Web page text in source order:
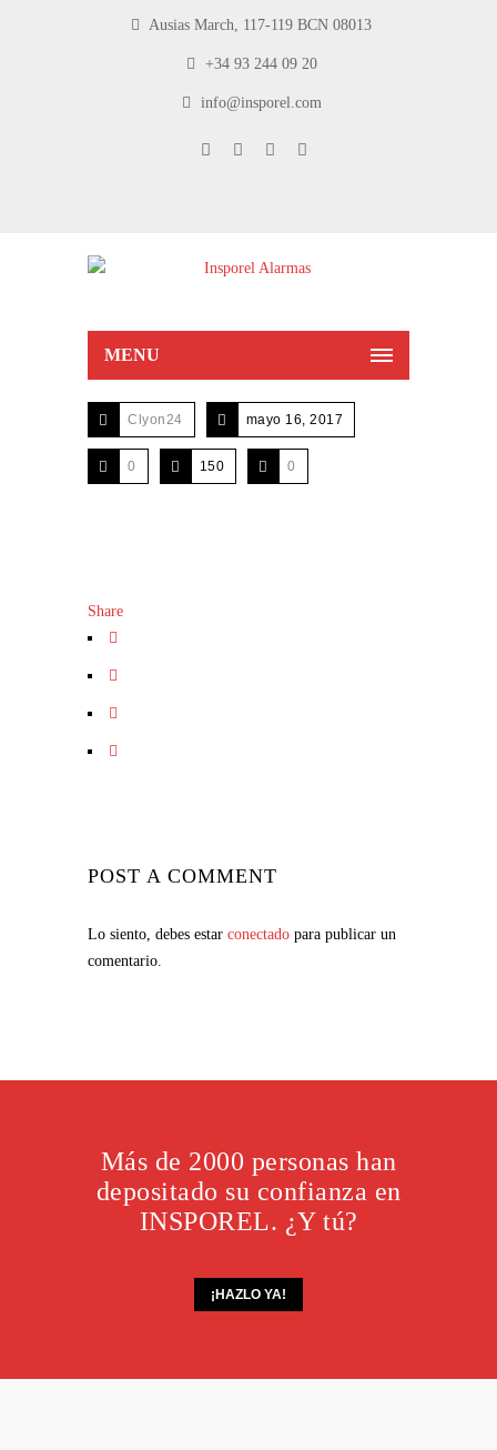
Ausias March, 117-119 BCN 08013
+34 93 244 09 20
info@insporel.com
MENU
Clyon24 mayo 16, 2017
0 150 0
Share
POST A COMMENT
Lo siento, debes estar conectado para publicar un
comentario.
Más de 2000 personas han
depositado su confianza en
INSPOREL. ¿Y tú?
¡HAZLO YA!